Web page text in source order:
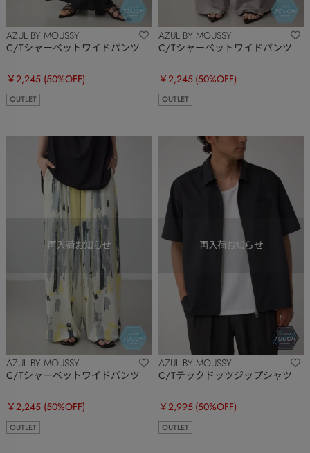
AZUL BY MOUSSY
C/Tシャーベットワイドパンツ
￥2,245 (50%OFF)
OUTLET
AZUL BY MOUSSY
C/Tシャーベットワイドパンツ
￥2,245 (50%OFF)
OUTLET
AZUL BY MOUSSY
C/Tシャーベットワイドパンツ
￥2,245 (50%OFF)
OUTLET
AZUL BY MOUSSY
C/Tテックドッツジップシャツ
￥2,995 (50%OFF)
OUTLET